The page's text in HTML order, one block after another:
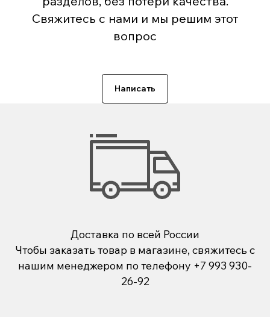
Свяжитесь с нами и мы решим этот
вопрос
Написать
Доставка по всей России
Чтобы заказать товар в магазине, свяжитесь с
нашим менеджером по телефону +7 993 930-
26-92